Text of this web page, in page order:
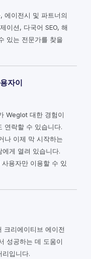
에이전시 및 파트너의
이션, 다국어 SEO, 해
있는 전문가를 찾을
자이
Weglot 대한 경험이
연락할 수 있습니다.
나 이제 막 시작하는
게 열려 있습니다.
용자만 이용할 수 있
크리에이티브 에이전
성공하는 데 도움이
입니다.